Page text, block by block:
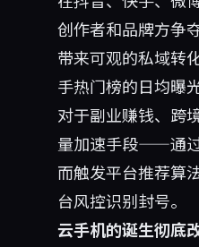
创作者和品牌方争
带来可观的私域转
手热门榜的日均曝
对于副业赚钱、跨
量加速手段——通过
而触发平台推荐算
台风控识别封号。
云手机的诞生彻底